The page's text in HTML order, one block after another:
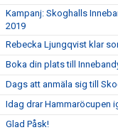
Kampanj: Skoghalls
2019
Rebecka Ljungqvist klar
Boka din plats till
Dags att anmäla sig till
Idag drar Hammaröcupen
Glad Påsk!